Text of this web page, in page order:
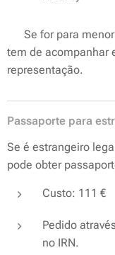
👉 Se for para
tem de acompanhar
representação.
Passaporte para
Se é estrangeiro
pode obter
Custo: 111 €
Pedido
no IRN.